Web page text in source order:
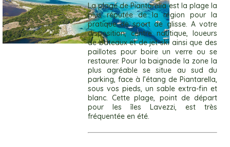
La plage de Piantarella est la plage la
plus réputée de la région pour la
pratique de sport de glisse. A votre
disposition, centre nautique, loueurs
de bateaux et de jet-ski ainsi que des
paillotes pour boire un verre ou se
restaurer. Pour la baignade la zone la
plus agréable se situe au sud du
parking, face à l’étang de Piantarella,
sous vos pieds, un sable extra-fin et
blanc. Cette plage, point de départ
pour les îles Lavezzi, est très
fréquentée en été.